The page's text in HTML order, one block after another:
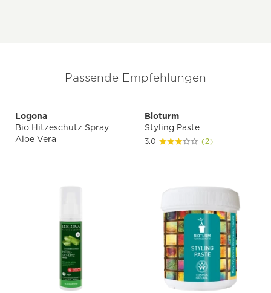
Passende Empfehlungen
Logona
Bio Hitzeschutz Spray
Aloe Vera
Bioturm
Styling Paste
3.0 (2)